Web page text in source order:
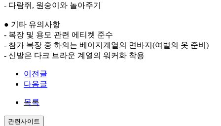
- 다람쥐, 원숭이와 놀아주기
● 기타 유의사항
- 복장 및 용모 관련 에티켓 준수
- 참가 복장 중 하의는 베이지계열의 면바지(여벌의 옷 준비)
- 신발은 다크 브라운 계열의 워커화 착용
이전글
다음글
목록
관련사이트